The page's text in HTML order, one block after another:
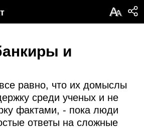
АА
и
равно, что их домыслы
среди ученых и не
фактами, - пока люди
ответы на сложные